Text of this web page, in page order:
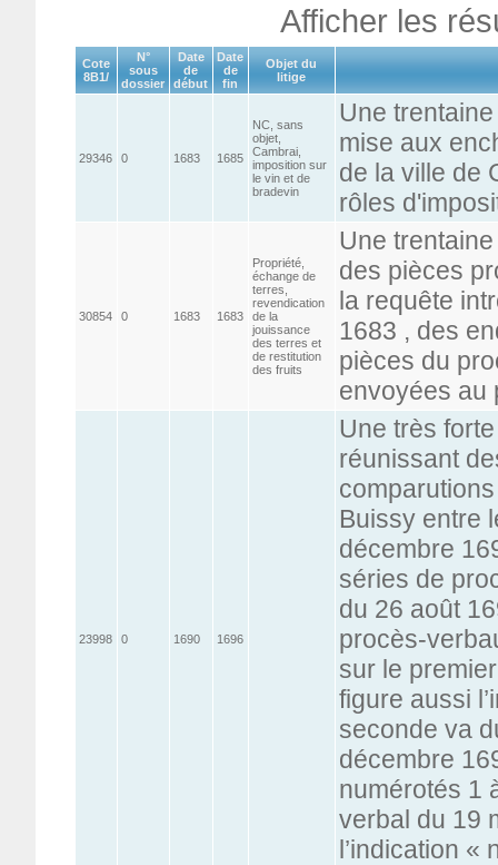
Afficher les
Cote
8B1/
N°
sous
dossier
Date
de
début
Date
de
fin
Objet du
litige
29346 0 1683 1685
NC, sans
objet,
Cambrai,
imposition sur
le vin et de
bradevin
Une
mise aux
de la ville de
rôles
30854 0 1683 1683
Propriété,
échange de
terres,
revendication
de la
jouissance
des terres et
de restitution
des fruits
Une
des pièces
la requête
1683 , des
pièces du
envoyées au
23998 0 1690 1696
Une très
réunissant
Buissy entre
décembre
séries de
du 26 août
procès-
sur le
figure aussi
seconde va
décembre
numérotés 1
verbal du 19
l’indication «